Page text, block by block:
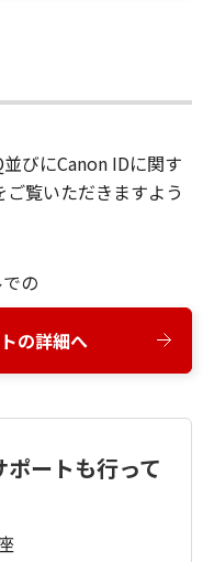
びにCanon IDに関す
ご覧いただきますよう
の
の詳細へ
ートも行って